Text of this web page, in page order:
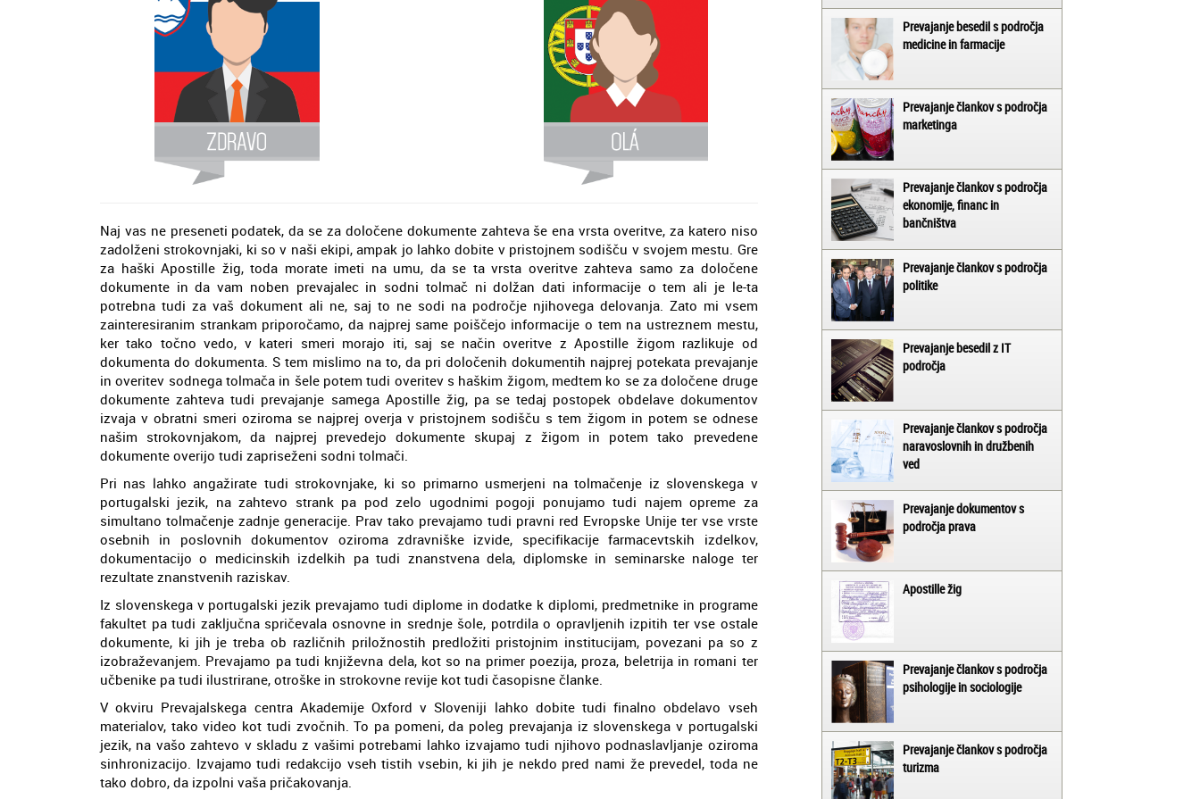
Naj vas ne preseneti podatek, da se za določene dokumente zahteva še ena vrsta overitve, za katero niso
zadolženi strokovnjaki, ki so v naši ekipi, ampak jo lahko dobite v pristojnem sodišču v svojem mestu. Gre
za haški Apostille žig, toda morate imeti na umu, da se ta vrsta overitve zahteva samo za določene
dokumente in da vam noben prevajalec in sodni tolmač ni dolžan dati informacije o tem ali je le-ta
potrebna tudi za vaš dokument ali ne, saj to ne sodi na področje njihovega delovanja. Zato mi vsem
zainteresiranim strankam priporočamo, da najprej same poiščejo informacije o tem na ustreznem mestu,
ker tako točno vedo, v kateri smeri morajo iti, saj se način overitve z Apostille žigom razlikuje od
dokumenta do dokumenta. S tem mislimo na to, da pri določenih dokumentih najprej potekata prevajanje
in overitev sodnega tolmača in šele potem tudi overitev s haškim žigom, medtem ko se za določene druge
dokumente zahteva tudi prevajanje samega Apostille žig, pa se tedaj postopek obdelave dokumentov
izvaja v obratni smeri oziroma se najprej overja v pristojnem sodišču s tem žigom in potem se odnese
našim strokovnjakom, da najprej prevedejo dokumente skupaj z žigom in potem tako prevedene
dokumente overijo tudi zapriseženi sodni tolmači.
Pri nas lahko angažirate tudi strokovnjake, ki so primarno usmerjeni na tolmačenje iz slovenskega v
portugalski jezik, na zahtevo strank pa pod zelo ugodnimi pogoji ponujamo tudi najem opreme za
simultano tolmačenje zadnje generacije. Prav tako prevajamo tudi pravni red Evropske Unije ter vse vrste
osebnih in poslovnih dokumentov oziroma zdravniške izvide, specifikacije farmacevtskih izdelkov,
dokumentacijo o medicinskih izdelkih pa tudi znanstvena dela, diplomske in seminarske naloge ter
rezultate znanstvenih raziskav.
Iz slovenskega v portugalski jezik prevajamo tudi diplome in dodatke k diplomi, predmetnike in programe
fakultet pa tudi zaključna spričevala osnovne in srednje šole, potrdila o opravljenih izpitih ter vse ostale
dokumente, ki jih je treba ob različnih priložnostih predložiti pristojnim institucijam, povezani pa so z
izobraževanjem. Prevajamo pa tudi književna dela, kot so na primer poezija, proza, beletrija in romani ter
učbenike pa tudi ilustrirane, otroške in strokovne revije kot tudi časopisne članke.
V okviru Prevajalskega centra Akademije Oxford v Sloveniji lahko dobite tudi finalno obdelavo vseh
materialov, tako video kot tudi zvočnih. To pa pomeni, da poleg prevajanja iz slovenskega v portugalski
jezik, na vašo zahtevo v skladu z vašimi potrebami lahko izvajamo tudi njihovo podnaslavljanje oziroma
sinhronizacijo. Izvajamo tudi redakcijo vseh tistih vsebin, ki jih je nekdo pred nami že prevedel, toda ne
tako dobro, da izpolni vaša pričakovanja.
Prevajanje besedil s področja
medicine in farmacije
Prevajanje člankov s področja
marketinga
Prevajanje člankov s področja
ekonomije, financ in
bančništva
Prevajanje člankov s področja
politike
Prevajanje besedil z IT
področja
Prevajanje člankov s področja
naravoslovnih in družbenih
ved
Prevajanje dokumentov s
področja prava
Apostille žig
Prevajanje člankov s področja
psihologije in sociologije
Prevajanje člankov s področja
turizma